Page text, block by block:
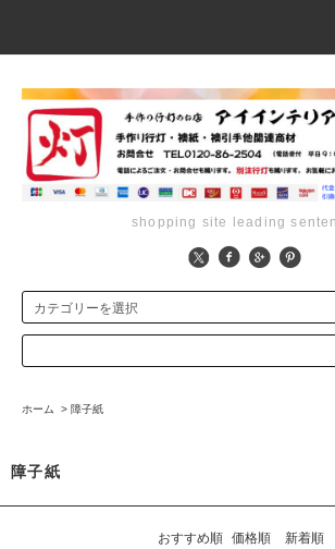
shopping site leading
ホーム > 障子紙
障子紙
おすすめ順 価格順 新着順